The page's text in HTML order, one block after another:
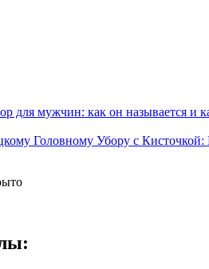
для мужчин: как он называется и
Головному Убору с